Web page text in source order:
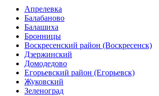
Апрелевка
Балабаново
Балашиха
Бронницы
Воскресенский район (Воскресенск)
Дзержинский
Домодедово
Егорьевский район (Егорьевск)
Жуковский
Зеленоград